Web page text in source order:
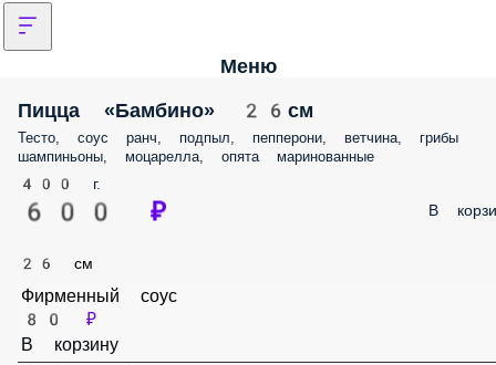
Меню
Пицца «Бамбино» 26см
Тесто, соус ранч, подпыл, пепперони, ветчина, грибы шампиньоны,
моцарелла, опята маринованные
400 г.
600 ₽ В
26 см
Фирменный соус
80 ₽
В корзину